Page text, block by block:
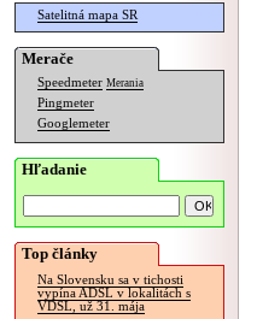
Satelitná mapa SR
Merače
Speedmeter Merania
Pingmeter
Googlemeter
Hľadanie
Top články
Na Slovensku sa v tichosti
vypína ADSL v lokalitách s
VDSL, už 31. mája